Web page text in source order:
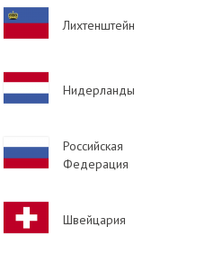
Image
Лихтенштейн
Image
Нидерланды
Image
Российская
Федерация
Image
Швейцария